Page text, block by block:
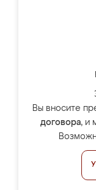
Вы вносите
договора, и